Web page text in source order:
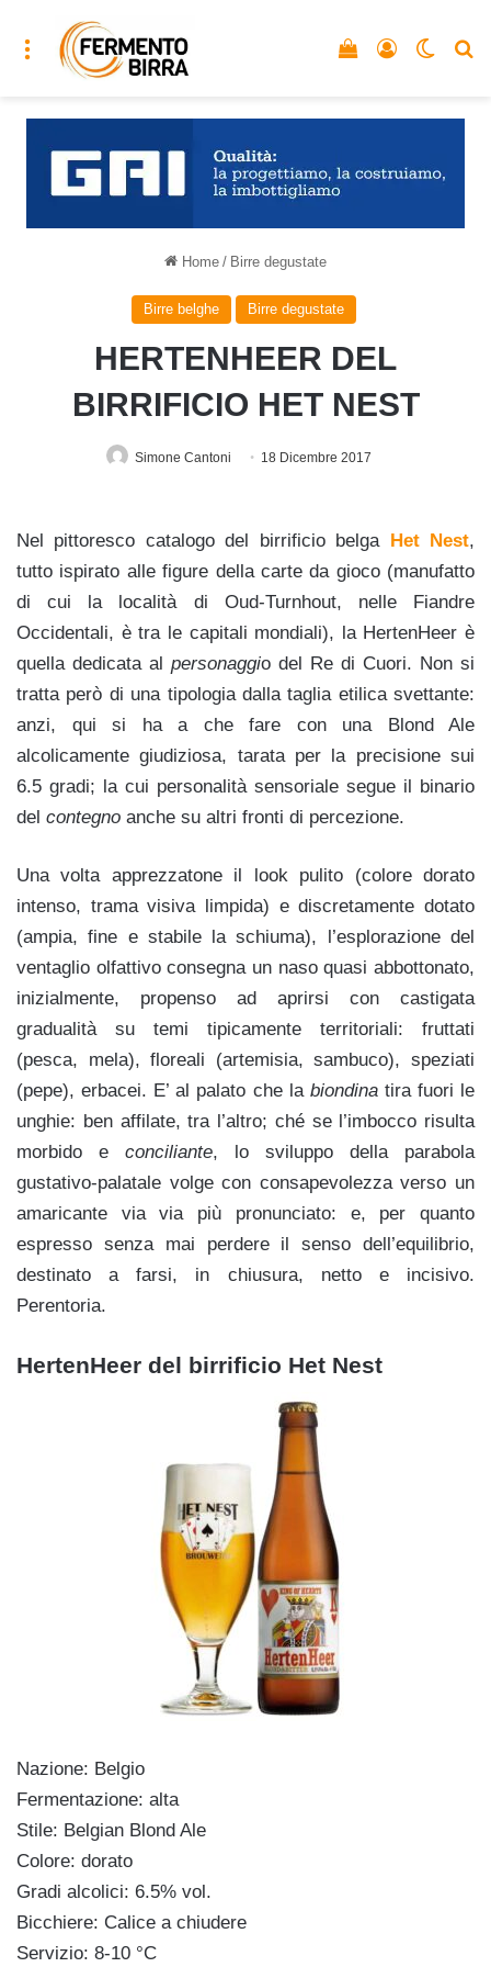
Menu Accedi
Vedi il carrello
Home / Birre degustate
Birre belghe Birre degustate
HERTENHEER DEL
BIRRIFICIO HET NEST
Simone Cantoni 18 Dicembre 2017
Nel pittoresco catalogo del birrificio belga Het Nest,
tutto ispirato alle figure della carte da gioco (manufatto
di cui la località di Oud-Turnhout, nelle Fiandre
Occidentali, è tra le capitali mondiali), la HertenHeer è
quella dedicata al personaggio del Re di Cuori. Non si
tratta però di una tipologia dalla taglia etilica svettante:
anzi, qui si ha a che fare con una Blond Ale
alcolicamente giudiziosa, tarata per la precisione sui
6.5 gradi; la cui personalità sensoriale segue il binario
del contegno anche su altri fronti di percezione.
Una volta apprezzatone il look pulito (colore dorato
intenso, trama visiva limpida) e discretamente dotato
(ampia, fine e stabile la schiuma), l’esplorazione del
ventaglio olfattivo consegna un naso quasi abbottonato,
inizialmente, propenso ad aprirsi con castigata
gradualità su temi tipicamente territoriali: fruttati
(pesca, mela), floreali (artemisia, sambuco), speziati
(pepe), erbacei. E’ al palato che la biondinatira fuori le
unghie: ben affilate, tra l’altro; ché se l’imbocco risulta
morbido e conciliante, lo sviluppo della parabola
gustativo-palatale volge con consapevolezza verso un
amaricante via via più pronunciato: e, per quanto
espresso senza mai perdere il senso dell’equilibrio,
destinato a farsi, in chiusura, netto e incisivo.
Perentoria.
HertenHeer del birrificio Het Nest
Nazione: Belgio
Fermentazione: alta
Stile: Belgian Blond Ale
Colore: dorato
Gradi alcolici: 6.5% vol.
Bicchiere: Calice a chiudere
Servizio: 8-10 °C